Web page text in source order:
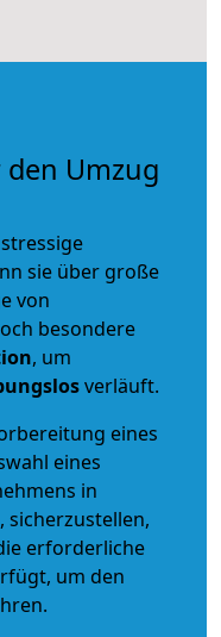
Umzug
sie über große
von
besondere
, um
verläuft.
eines
eines
in
sicherzustellen,
erforderliche
um den